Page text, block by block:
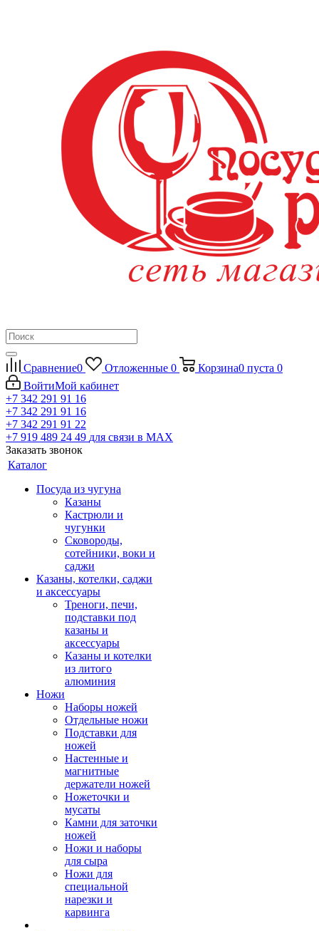
Сравнение0 Отложенные 0 Корзина0 пуста 0
ВойтиМой кабинет
+7 342 291 91 16
+7 342 291 91 16
+7 342 291 91 22
+7 919 489 24 49 для связи в МАХ
Заказать звонок
Каталог
Посуда из чугуна
Казаны
Кастрюли и
чугунки
Сковороды,
сотейники, воки и
саджи
Казаны, котелки, саджи
и аксессуары
Треноги, печи,
подставки под
казаны и
аксессуары
Казаны и котелки
из литого
алюминия
Ножи
Наборы ножей
Отдельные ножи
Подставки для
ножей
Настенные и
магнитные
держатели ножей
Ножеточки и
мусаты
Камни для заточки
ножей
Ножи и наборы
для сыра
Ножи для
специальной
нарезки и
карвинга